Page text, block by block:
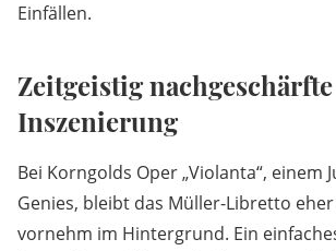
Einfällen.
Zeitgeistig nachgeschärfte
Inszenierung
Bei Korngolds Oper „Violanta“, einem
Genies, bleibt das Müller-Libretto
vornehm im Hintergrund. Ein